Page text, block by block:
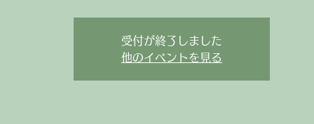
受付が終了しました
他のイベントを見る